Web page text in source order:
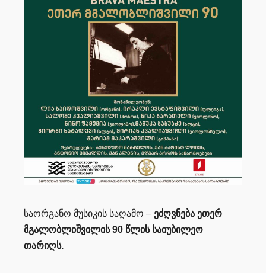
საორგანო მუსიკის საღამო – ეძღვნება ეთერ
მგალობლიშვილის 90 წლის საიუბილეო
თარიღს.